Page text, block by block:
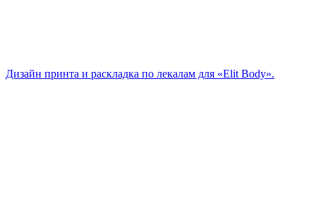
Дизайн принта и раскладка по лекалам для «Elit Body».